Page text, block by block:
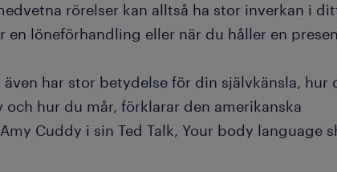
rörelser kan alltså ha stor inverkan i
en löneförhandling eller när du håller en
har stor betydelse för din självkänsla, hur
hur du mår, förklarar den amerikanska
Cuddy i sin Ted Talk, Your body language